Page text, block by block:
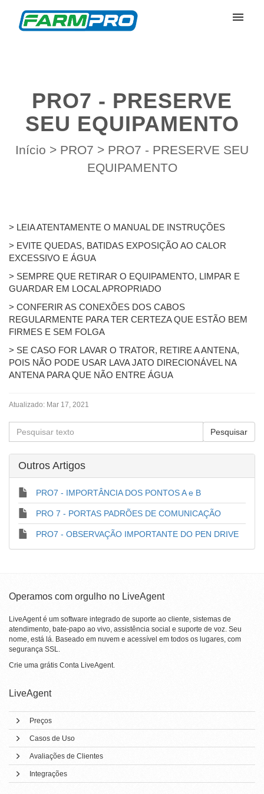
EntrarPRO7 - PRESERVE
SEU EQUIPAMENTO
Início > PRO7 > PRO7 - PRESERVE SEU
EQUIPAMENTO
> LEIA ATENTAMENTE O MANUAL DE INSTRUÇÕES
> EVITE QUEDAS, BATIDAS EXPOSIÇÃO AO CALOR
EXCESSIVO E ÁGUA
> SEMPRE QUE RETIRAR O EQUIPAMENTO, LIMPAR E
GUARDAR EM LOCAL APROPRIADO
> CONFERIR AS CONEXÕES DOS CABOS
REGULARMENTE PARA TER CERTEZA QUE ESTÃO BEM
FIRMES E SEM FOLGA
> SE CASO FOR LAVAR O TRATOR, RETIRE A ANTENA,
POIS NÃO PODE USAR LAVA JATO DIRECIONÁVEL NA
ANTENA PARA QUE NÃO ENTRE ÁGUA
Atualizado: Mar 17, 2021
Outros Artigos
PRO7 - IMPORTÂNCIA DOS PONTOS A e B
PRO 7 - PORTAS PADRÕES DE COMUNICAÇÃO
PRO7 - OBSERVAÇÃO IMPORTANTE DO PEN DRIVE
Operamos com orgulho no LiveAgent
LiveAgent é um software integrado de suporte ao cliente, sistemas de
atendimento, bate-papo ao vivo, assistência social e suporte de voz. Seu
nome, está lá. Baseado em nuvem e acessível em todos os lugares, com
segurança SSL.
Crie uma grátis Conta LiveAgent.
LiveAgent
Preços
Casos de Uso
Avaliações de Clientes
Integrações